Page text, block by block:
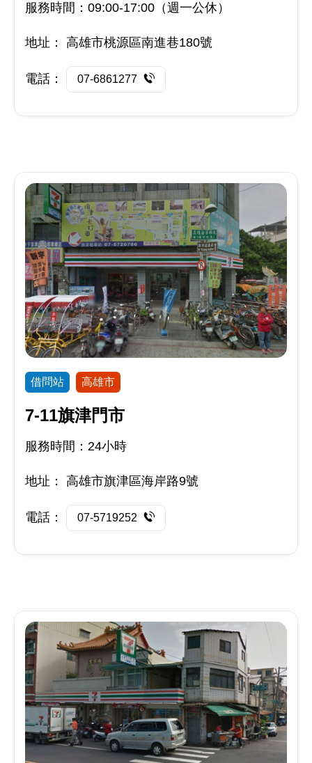
服務時間：09:00-17:00（週一公休）
地址： 高雄市桃源區南進巷180號
電話： 07-6861277
借問站 高雄市
7-11旗津門市
服務時間：24小時
地址： 高雄市旗津區海岸路9號
電話： 07-5719252